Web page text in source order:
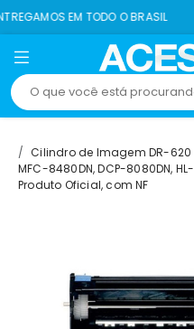
TODO O BRASIL
Cilindro de Imagem DR-620
MFC-8480DN, DCP-8080DN,
Produto Oficial, com NF